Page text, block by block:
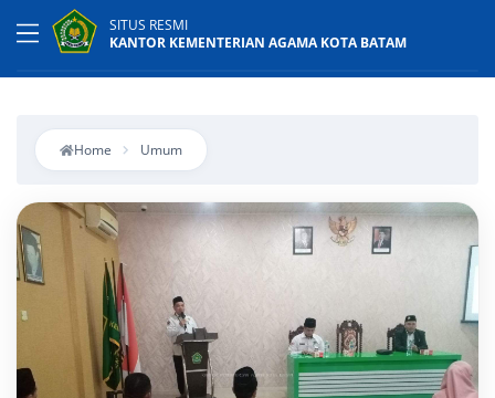
SITUS RESMI
KANTOR KEMENTERIAN AGAMA KOTA BATAM
Home Umum